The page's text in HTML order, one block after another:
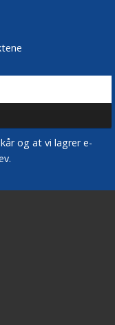
og at vi lagrer e-